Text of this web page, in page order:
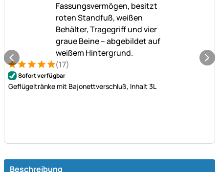
Bewertung: 5 von 5 (17 Bewertungen)
17 Bewertungen
(17)
Sofort verfügbar
Geflügeltränke mit Bajonettverschluß, Inhalt 3L
Beschreibung